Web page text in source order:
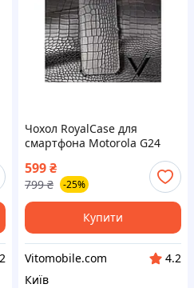
Чохол RoyalCase для
смартфона Motorola G24
Power з преміальної шкіри,
колір Black
599₴
799 ₴ -25%
Купити
Vitomobile.com
4.2
Київ